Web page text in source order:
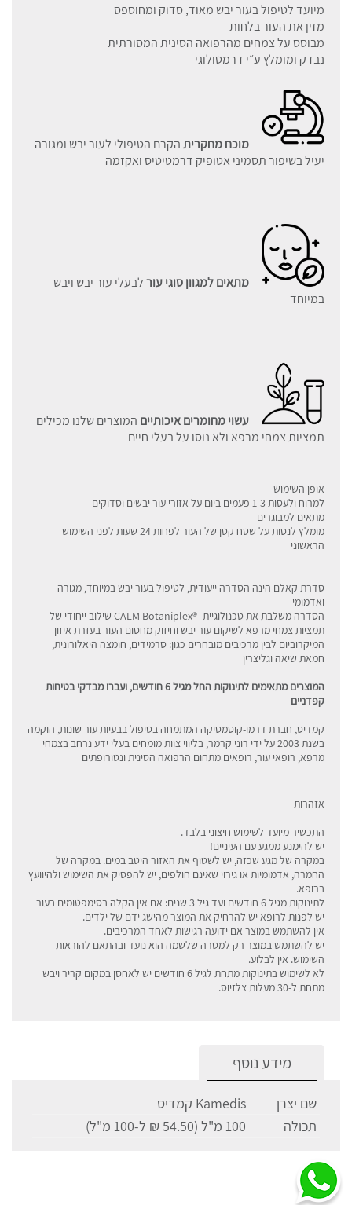
מיועד לטיפול בעור יבש מאוד, סדוק ומחוספס
מזין את העור בלחות
מבוסס על צמחים מהרפואה הסינית המסורתית
נבדק ומומלץ ע״י דרמטולוגי
מוכח מחקריתהקרם הטיפולי לעור יבש ומגורה
יעיל בשיפור תסמיני אטופיק דרמטיטיס ואקזמה
מתאים למגוון סוגי עורלבעלי עור יבש ויבש
במיוחד
עשוי מחומרים איכותיים המוצרים שלנו מכילים
תמציות צמחי מרפא ולא נוסו על בעלי חיים
אופן השימוש
למרוח ולעסות 1-3 פעמים ביום על אזורי עור יבשים וסדוקים
מתאים למבוגרים
מומלץ לנסות על שטח קטן של העור לפחות 24 שעות לפני השימוש
הראשוני
סדרת קאלם הינה הסדרה ייעודית, לטיפול בעור יבש במיוחד, מגורה
ואדמומי
הסדרה משלבת את טכנולוגיית- ®CALM Botaniplex שילוב ייחודי של
תמציות צמחי מרפא לשיקום עור יבש וחיזוק מחסום העור בעזרת איזון
המיקרוביום לבין מרכיבים מובחרים כגון: סרמידים, חומצה היאלורונית,
חמאת שיאה וגליצרין
המוצרים מתאימים לתינוקות החל מגיל 6 חודשים, ועברו מבדקי בטיחות
קפדניים
קמדיס, חברת דרמו-קוסמטיקה המתמחה בטיפול בבעיות עור שונות, הוקמה
בשנת 2003 על ידי רוני קרמר, בליווי צוות מומחים בעלי ידע נרחב בצמחי
מרפא, רופאי עור, רופאים מתחום הרפואה הסינית ונטורופתים
אזהרות
התכשיר מיועד לשימוש חיצוני בלבד.
יש להימנע ממגע עם העיניים!
במקרה של מגע שכזה, יש לשטוף את האזור היטב במים. במקרה של
החמרה, אדמומיות או גירוי שאינם חולפים, יש להפסיק את השימוש ולהיוועץ
ברופא.
לתינוקות מגיל 6 חודשים ועד גיל 3 שנים: אם אין הקלה בסימפטומים בעור
יש לפנות לרופא יש להרחיק את המוצר מהישג ידם של ילדים.
אין להשתמש במוצר אם ידועה רגישות לאחד המרכיבים.
יש להשתמש במוצר רק למטרה שלשמה הוא נועד ובהתאם להוראות
השימוש. אין לבלוע.
לא לשימוש בתינוקות מתחת לגיל 6 חודשים יש לאחסן במקום קריר ויבש
מתחת ל-30 מעלות צלזיוס.
מידע נוסף
שם יצרן
Kamedis קמדיס
תכולה
100 מ"ל (54.50 ₪ ל-100 מ"ל)